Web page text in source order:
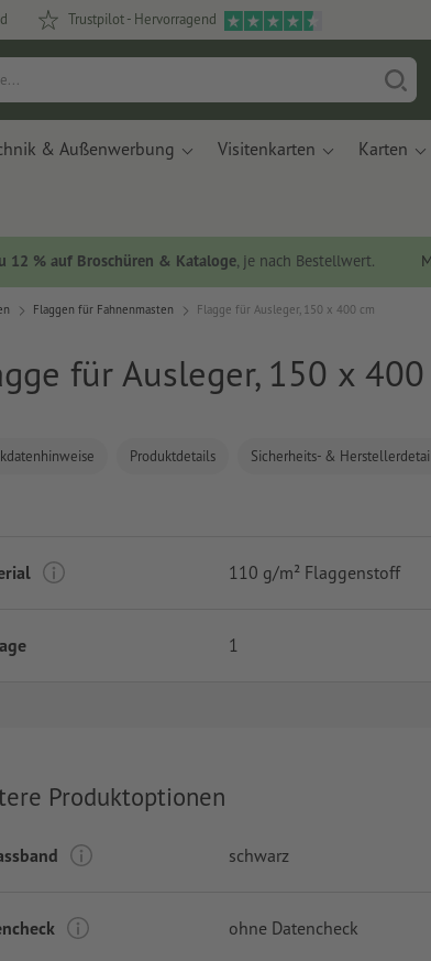
Trustpilot - Hervorragend
& Außenwerbung Visitenkarten Karten
12 % auf Broschüren & Kataloge, je nach Bestellwert.
Flaggen für Fahnenmasten Flagge für Ausleger, 150 x 400 cm
für Ausleger, 150 x
Produktdetails Sicherheits- &
110 g/m² Flaggenstoff
1
Produktoptionen
schwarz
ohne Datencheck